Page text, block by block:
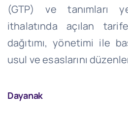
(GTP) ve tanımları
ithalatında açılan
dağıtımı, yönetimi ile
usul ve esaslarını
Dayanak